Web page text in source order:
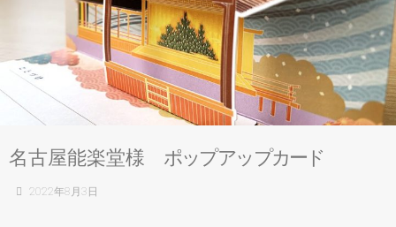
採用情報
パートナーシップ
お問い合わせ
サイトマップ
名古屋能楽堂様 ポップアッ プカード
2022年8月3日